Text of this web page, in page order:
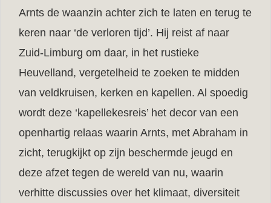
Arnts de waanzin achter zich te laten en terug te
keren naar ‘de verloren tijd’. Hij reist af naar
Zuid-Limburg om daar, in het rustieke
Heuvelland, vergetelheid te zoeken te midden
van veldkruisen, kerken en kapellen. Al spoedig
wordt deze ‘kapellekesreis’ het decor van een
openhartig relaas waarin Arnts, met Abraham in
zicht, terugkijkt op zijn beschermde jeugd en
deze afzet tegen de wereld van nu, waarin
verhitte discussies over het klimaat, diversiteit